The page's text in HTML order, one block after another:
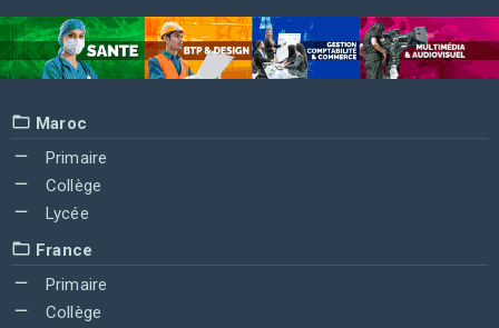
Maroc
Primaire
Collège
Lycée
France
Primaire
Collège